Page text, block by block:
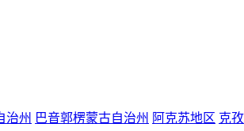
治州 巴音郭楞蒙古自治州 阿克苏地区 克